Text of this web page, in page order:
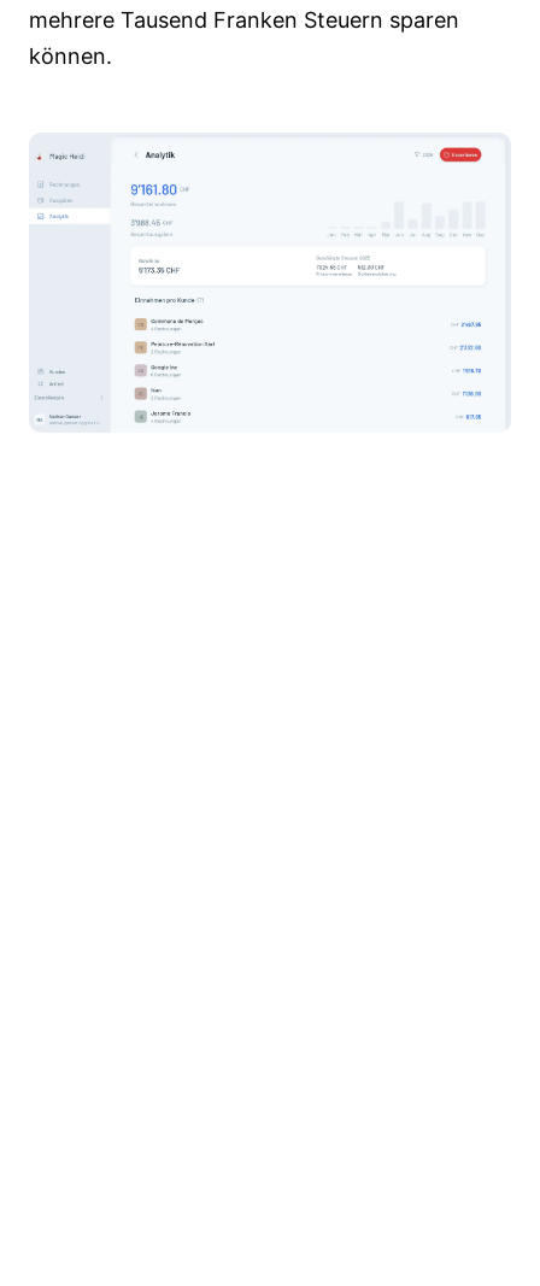
mehrere Tausend Franken Steuern sparen
können.